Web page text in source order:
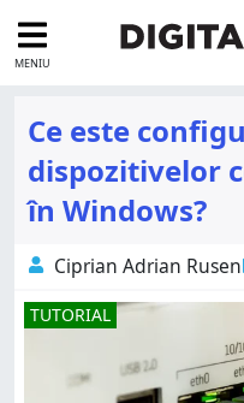
MENIU
Ce este
dispozitivelor
în Windows?
Ciprian Adrian Rusen
TUTORIAL